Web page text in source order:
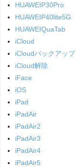
HUAWEIP30Pro
HUAWEIP40lite5G
HUAWEIQuaTab
iCloud
iCloudバックアップ
iCloud解除
iFace
iOS
iPad
iPadAir
iPadAir2
iPadAir3
iPadAir4
iPadAir5